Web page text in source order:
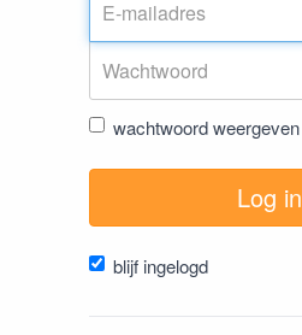
wachtwoord weergeven
Log in
blijf ingelogd